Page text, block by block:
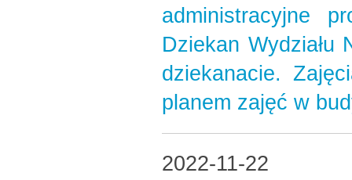
administracyjne
Dziekan Wydziału
dziekanacie.
planem zajęć w
2022-11-22